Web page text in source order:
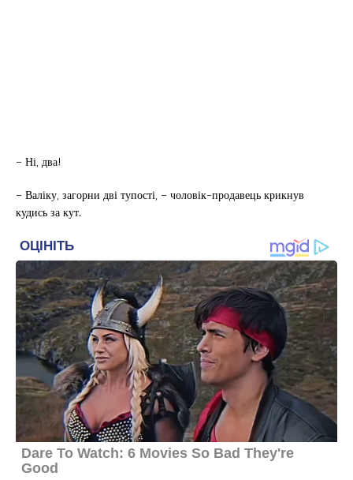
– Ні, два!
– Валіку, загорни дві тупості, – чоловік-продавець крикнув
кудись за кут.